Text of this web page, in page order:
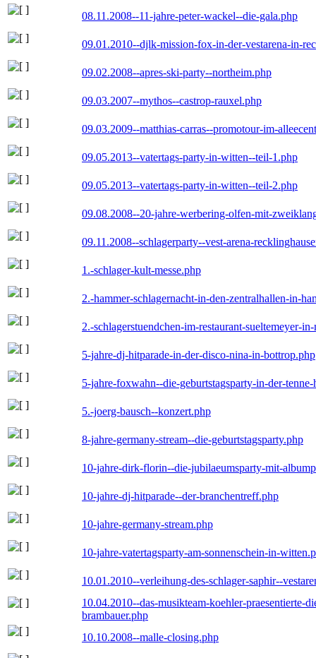
08.11.2008--11-jahre-peter-wackel--die-gala.php
09.01.2010--djlk-mission-fox-in-der-vestarena-in-
09.02.2008--apres-ski-party--northeim.php
09.03.2007--mythos--castrop-rauxel.php
09.03.2009--matthias-carras--promotour-im-
09.05.2013--vatertags-party-in-witten--teil-1.php
09.05.2013--vatertags-party-in-witten--teil-2.php
09.08.2008--20-jahre-werbering-olfen-mit-
09.11.2008--schlagerparty--vest-arena-
1.-schlager-kult-messe.php
2.-hammer-schlagernacht-in-den-zentralhallen-in-
2.-schlagerstuendchen-im-restaurant-sueltemeyer-
5-jahre-dj-hitparade-in-der-disco-nina-in-bottrop.php
5-jahre-foxwahn--die-geburtstagsparty-in-der-tenne-
5.-joerg-bausch--konzert.php
8-jahre-germany-stream--die-geburtstagsparty.php
10-jahre-dirk-florin--die-jubilaeumsparty-mit-
10-jahre-dj-hitparade--der-branchentreff.php
10-jahre-germany-stream.php
10-jahre-vatertagsparty-am-sonnenschein-in-
10.01.2010--verleihung-des-schlager-saphir--
10.04.2010--das-musikteam-koehler-praesentierte-
brambauer.php
10.10.2008--malle-closing.php